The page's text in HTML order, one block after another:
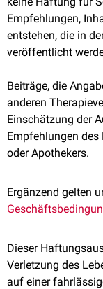
Empfehlungen,
entstehen, die in
veröffentlicht
Beiträge, die
anderen
Einschätzung der
Empfehlungen des
oder Apothekers.
Ergänzend gelten
Dieser
Verletzung des
auf einer